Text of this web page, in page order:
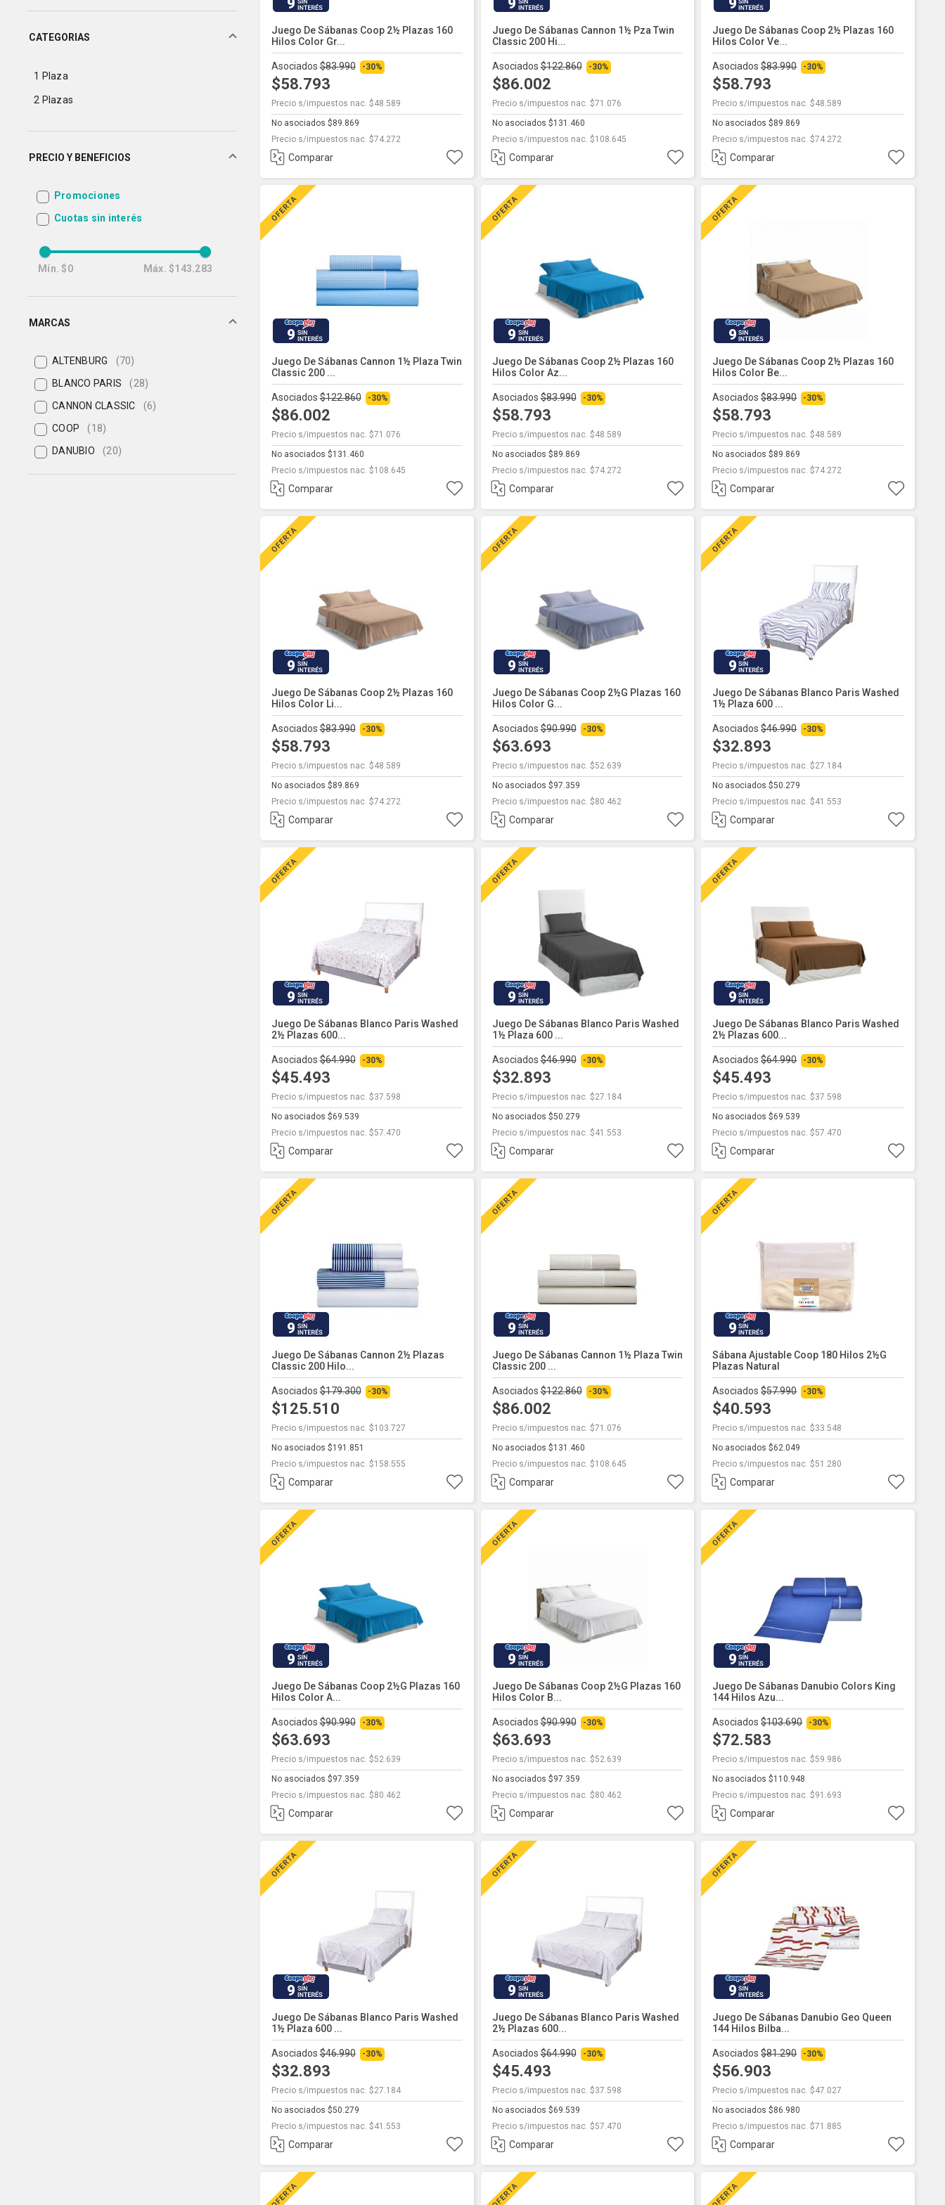
CATEGORIAS
1 Plaza
2 Plazas
PRECIO Y BENEFICIOS
Promociones
Cuotas sin interés
Mín. $0 Máx. $143.283
MARCAS
ALTENBURG
(70)
BLANCO PARIS
(28)
CANNON CLASSIC
(6)
COOP
(18)
DANUBIO
(20)
KAVANAGH (2)
9
Juego De Sábanas Coop 2½ Plazas 160
Hilos Color Gr...
Asociados$83.990 -30%
$58.793
Precio s/impuestos nac. $48.589
No asociados $89.869
Precio s/impuestos nac. $74.272
Comparar
9
Juego De Sábanas Cannon 1½ Pza Twin
Classic 200 Hi...
Asociados$122.860 -30%
$86.002
Precio s/impuestos nac. $71.076
No asociados $131.460
Precio s/impuestos nac. $108.645
Comparar
9
Juego De Sábanas Coop 2½ Plazas 160
Hilos Color Ve...
Asociados$83.990 -30%
$58.793
Precio s/impuestos nac. $48.589
No asociados $89.869
Precio s/impuestos nac. $74.272
Comparar
9
Juego De Sábanas Cannon 1½ Plaza Twin
Classic 200 ...
Asociados$122.860 -30%
$86.002
Precio s/impuestos nac. $71.076
No asociados $131.460
Precio s/impuestos nac. $108.645
Comparar
9
Juego De Sábanas Coop 2½ Plazas 160
Hilos Color Az...
Asociados$83.990 -30%
$58.793
Precio s/impuestos nac. $48.589
No asociados $89.869
Precio s/impuestos nac. $74.272
Comparar
9
Juego De Sábanas Coop 2½ Plazas 160
Hilos Color Be...
Asociados$83.990 -30%
$58.793
Precio s/impuestos nac. $48.589
No asociados $89.869
Precio s/impuestos nac. $74.272
Comparar
9
Juego De Sábanas Coop 2½ Plazas 160
Hilos Color Li...
Asociados$83.990 -30%
$58.793
Precio s/impuestos nac. $48.589
No asociados $89.869
Precio s/impuestos nac. $74.272
Comparar
9
Juego De Sábanas Coop 2½g Plazas 160
Hilos Color G...
Asociados$90.990 -30%
$63.693
Precio s/impuestos nac. $52.639
No asociados $97.359
Precio s/impuestos nac. $80.462
Comparar
9
Juego De Sábanas Blanco Paris Washed
1½ Plaza 600 ...
Asociados$46.990 -30%
$32.893
Precio s/impuestos nac. $27.184
No asociados $50.279
Precio s/impuestos nac. $41.553
Comparar
9
Juego De Sábanas Blanco Paris Washed
2½ Plazas 600...
Asociados$64.990 -30%
$45.493
Precio s/impuestos nac. $37.598
No asociados $69.539
Precio s/impuestos nac. $57.470
Comparar
9
Juego De Sábanas Blanco Paris Washed
1½ Plaza 600 ...
Asociados$46.990 -30%
$32.893
Precio s/impuestos nac. $27.184
No asociados $50.279
Precio s/impuestos nac. $41.553
Comparar
9
Juego De Sábanas Blanco Paris Washed
2½ Plazas 600...
Asociados$64.990 -30%
$45.493
Precio s/impuestos nac. $37.598
No asociados $69.539
Precio s/impuestos nac. $57.470
Comparar
9
Juego De Sábanas Cannon 2½ Plazas
Classic 200 Hilo...
Asociados$179.300 -30%
$125.510
Precio s/impuestos nac. $103.727
No asociados $191.851
Precio s/impuestos nac. $158.555
Comparar
9
Juego De Sábanas Cannon 1½ Plaza Twin
Classic 200 ...
Asociados$122.860 -30%
$86.002
Precio s/impuestos nac. $71.076
No asociados $131.460
Precio s/impuestos nac. $108.645
Comparar
9
Sábana Ajustable Coop 180 Hilos 2½g
Plazas Natural
Asociados$57.990 -30%
$40.593
Precio s/impuestos nac. $33.548
No asociados $62.049
Precio s/impuestos nac. $51.280
Comparar
9
Juego De Sábanas Coop 2½g Plazas 160
Hilos Color A...
Asociados$90.990 -30%
$63.693
Precio s/impuestos nac. $52.639
No asociados $97.359
Precio s/impuestos nac. $80.462
Comparar
9
Juego De Sábanas Coop 2½g Plazas 160
Hilos Color B...
Asociados$90.990 -30%
$63.693
Precio s/impuestos nac. $52.639
No asociados $97.359
Precio s/impuestos nac. $80.462
Comparar
9
Juego De Sábanas Danubio Colors King
144 Hilos Azu...
Asociados$103.690 -30%
$72.583
Precio s/impuestos nac. $59.986
No asociados $110.948
Precio s/impuestos nac. $91.693
Comparar
9
Juego De Sábanas Blanco Paris Washed
1½ Plaza 600 ...
Asociados$46.990 -30%
$32.893
Precio s/impuestos nac. $27.184
No asociados $50.279
Precio s/impuestos nac. $41.553
Comparar
9
Juego De Sábanas Blanco Paris Washed
2½ Plazas 600...
Asociados$64.990 -30%
$45.493
Precio s/impuestos nac. $37.598
No asociados $69.539
Precio s/impuestos nac. $57.470
Comparar
9
Juego De Sábanas Danubio Geo Queen
144 Hilos Bilba...
Asociados$81.290 -30%
$56.903
Precio s/impuestos nac. $47.027
No asociados $86.980
Precio s/impuestos nac. $71.885
Comparar